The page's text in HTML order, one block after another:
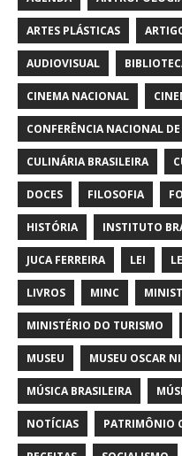
ARTES PLÁSTICAS
AUDIOVISUAL
CINEMA NACIONAL
CONFERÊNCIA NACIONAL
CULINÁRIA BRASILEIRA
DOCES FILOSOFIA
HISTÓRIA INSTITUTO
JUCA FERREIRA LEI
LIVROS MINC
MINISTÉRIO DO TURISMO
MUSEU MUSEU OSCAR
MÚSICA BRASILEIRA
NOTÍCIAS PATRIMÔNIO